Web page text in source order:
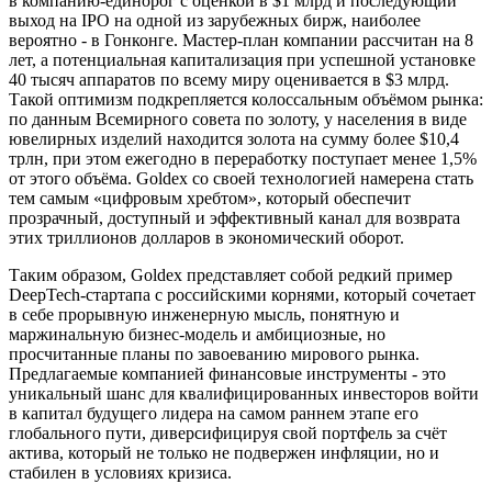
выход на IPO на одной из зарубежных бирж, наиболее
вероятно - в Гонконге. Мастер-план компании рассчитан на 8
лет, а потенциальная капитализация при успешной установке
40 тысяч аппаратов по всему миру оценивается в $3 млрд.
Такой оптимизм подкрепляется колоссальным объёмом рынка:
по данным Всемирного совета по золоту, у населения в виде
ювелирных изделий находится золота на сумму более $10,4
трлн, при этом ежегодно в переработку поступает менее 1,5%
от этого объёма. Goldex со своей технологией намерена стать
тем самым «цифровым хребтом», который обеспечит
прозрачный, доступный и эффективный канал для возврата
этих триллионов долларов в экономический оборот.
Таким образом, Goldex представляет собой редкий пример
DeepTech-стартапа с российскими корнями, который сочетает
в себе прорывную инженерную мысль, понятную и
маржинальную бизнес-модель и амбициозные, но
просчитанные планы по завоеванию мирового рынка.
Предлагаемые компанией финансовые инструменты - это
уникальный шанс для квалифицированных инвесторов войти
в капитал будущего лидера на самом раннем этапе его
глобального пути, диверсифицируя свой портфель за счёт
актива, который не только не подвержен инфляции, но и
стабилен в условиях кризиса.